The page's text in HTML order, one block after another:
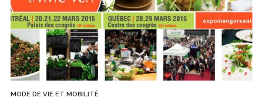
MODE DE VIE ET MOBILITÉ